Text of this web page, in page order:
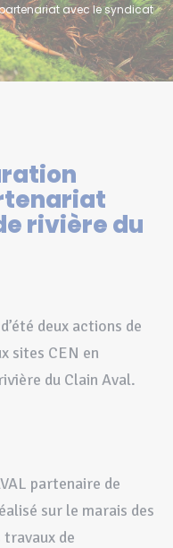
avec le syndicat
rivière du
deux actions de
sites CEN en
du Clain Aval.
partenaire de
sur le marais des
de